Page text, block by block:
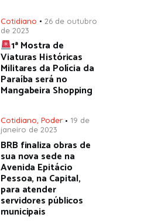
Cotidiano
26 de outubro
de 2023
1ª Mostra de
Viaturas Históricas
Militares da Polícia da
Paraíba será no
Mangabeira Shopping
Cotidiano, Poder
19 de
janeiro de 2023
BRB finaliza obras de
sua nova sede na
Avenida Epitácio
Pessoa, na Capital,
para atender
servidores públicos
municipais